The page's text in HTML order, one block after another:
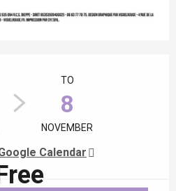
TO
8
NOVEMBER
Calendar